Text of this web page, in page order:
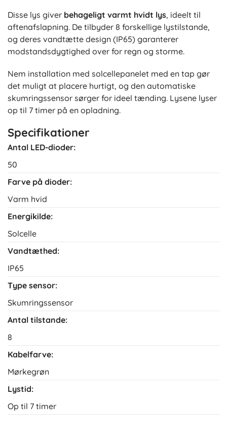
Disse lys giver behageligt varmt hvidt lys, ideelt til
aftenafslapning. De tilbyder 8 forskellige lystilstande,
og deres vandtætte design (IP65) garanterer
modstandsdygtighed over for regn og storme.
Nem installation med solcellepanelet med en tap gør
det muligt at placere hurtigt, og den automatiske
skumringssensor sørger for ideel tænding. Lysene lyser
op til 7 timer på en opladning.
Specifikationer
Antal LED-dioder:
50
Farve på dioder:
Varm hvid
Energikilde:
Solcelle
Vandtæthed:
IP65
Type sensor:
Skumringssensor
Antal tilstande:
8
Kabelfarve:
Mørkegrøn
Lystid:
Op til 7 timer